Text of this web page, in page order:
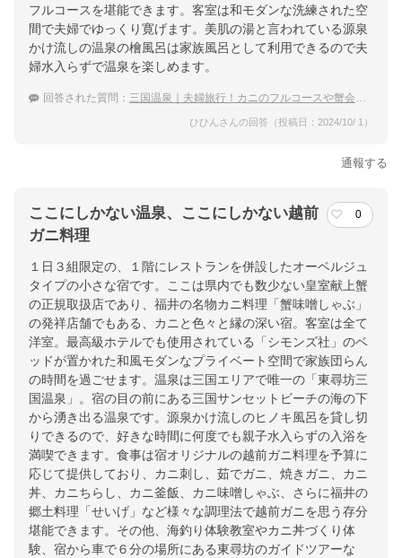
フルコースを堪能できます。客室は和モダンな洗練された空
間で夫婦でゆっくり寛げます。美肌の湯と言われている源泉
かけ流しの温泉の檜風呂は家族風呂として利用できるので夫
婦水入らずで温泉を楽しめます。
回答された質問： 三国温泉｜夫婦旅行！カニのフルコースや蟹会席が食べられる宿のおすすめは？
ひひんさんの回答（投稿日：2024/10/ 1）
通報する
ここにしかない温泉、ここにしかない越前
ガニ料理
0
１日３組限定の、１階にレストランを併設したオーベルジュ
タイプの小さな宿です。ここは県内でも数少ない皇室献上蟹
の正規取扱店であり、福井の名物カニ料理「蟹味噌しゃぶ」
の発祥店舗でもある、カニと色々と縁の深い宿。客室は全て
洋室。最高級ホテルでも使用されている「シモンズ社」のベ
ッドが置かれた和風モダンなプライベート空間で家族団らん
の時間を過ごせます。温泉は三国エリアで唯一の「東尋坊三
国温泉」。宿の目の前にある三国サンセットビーチの海の下
から湧き出る温泉です。源泉かけ流しのヒノキ風呂を貸し切
りできるので、好きな時間に何度でも親子水入らずの入浴を
満喫できます。食事は宿オリジナルの越前ガニ料理を予算に
応じて提供しており、カニ刺し、茹でガニ、焼きガニ、カニ
丼、カニちらし、カニ釜飯、カニ味噌しゃぶ、さらに福井の
郷土料理「せいげ」など様々な調理法で越前ガニを思う存分
堪能できます。その他、海釣り体験教室やカニ丼づくり体
験、宿から車で６分の場所にある東尋坊のガイドツアーな